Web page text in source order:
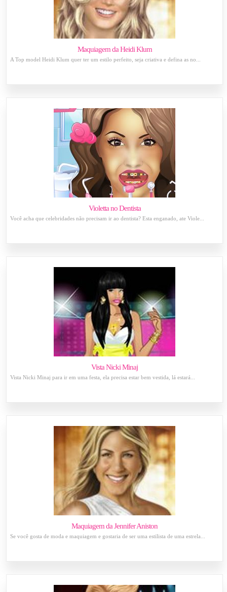
Maquiagem da Heidi Klum
A Top model Heidi Klum quer ter um estilo perfeito, seja criativa e defina as no...
Violetta no Dentista
Você acha que celebridades não precisam ir ao dentista? Esta enganado, ate Viole...
Vista Nicki Minaj
Vista Nicki Minaj para ir em uma festa, ela precisa estar bem vestida, lá estará...
Maquiagem da Jennifer Aniston
Se você gosta de moda e maquiagem e gostaria de ser uma estilista de uma estrela...